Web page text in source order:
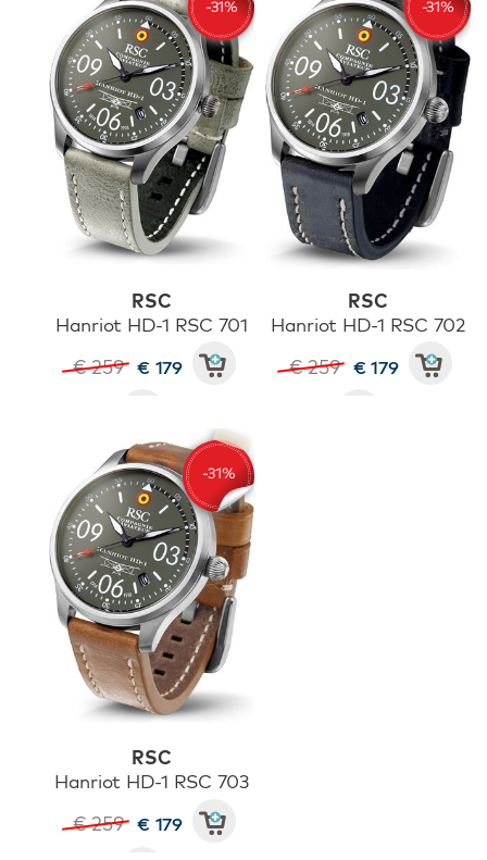
RSC
Hanriot HD-1 RSC 701
€ 259 € 179
RSC
Hanriot HD-1 RSC 702
€ 259 € 179
RSC
Hanriot HD-1 RSC 703
€ 259 € 179